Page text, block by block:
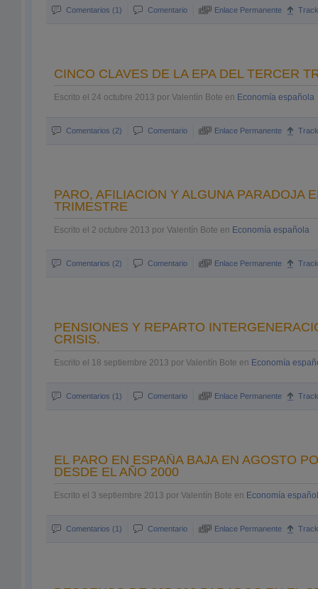
Comentarios (1) Comentario Enlace Permanente
CINCO CLAVES DE LA EPA DEL TERCER
Escrito el 24 octubre 2013 por Valentín Bote en Economía española
Comentarios (2) Comentario Enlace Permanente
PARO, AFILIACIÓN Y ALGUNA PARADOJA
TRIMESTRE
Escrito el 2 octubre 2013 por Valentín Bote en Economía española
Comentarios (2) Comentario Enlace Permanente
PENSIONES Y REPARTO
CRISIS.
Escrito el 18 septiembre 2013 por Valentín Bote en Economía
Comentarios (1) Comentario Enlace Permanente
EL PARO EN ESPAÑA BAJA EN AGOSTO
DESDE EL AÑO 2000
Escrito el 3 septiembre 2013 por Valentín Bote en Economía
Comentarios (1) Comentario Enlace Permanente